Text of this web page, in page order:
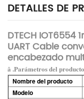
DETALLES DE
DTECH IOT6554
UART Cable
encabezado
â .Parámetros del producto
Nombre del producto
Modelo